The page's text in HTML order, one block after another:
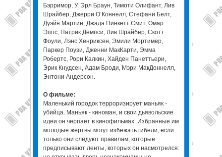
Бэрримор, У. Эрл Браун, Тимоти Олифант, Лив
Шрайбер, Джерри О’Коннелл, Стефани Белт,
Дуэйн Мартин, Джада Пинкетт Смит, Омар
Эппс, Патрик Демпси, Лив Шрайбер, Скотт
Фоули, Лэнс Хенриксен, Эмили Мортимер,
Паркер Поузи, Дженни МакКарти, Эмма
Робертс, Рори Калкин, Хайден Панеттьери,
Эрик Кнудсен, Адам Броди, Мэри МакДоннелл,
Энтони Андерсон.
О фильме:
Маленький городок терроризирует маньяк -
убийца. Маньяк - киноман, и свои дьявольские
идеи он черпает в кинофильмах. Избранные им
молодые жертвы могут избежать гибели, если
только они следуют правилам, которые
предписывают ленты, которых он насмотрелся: